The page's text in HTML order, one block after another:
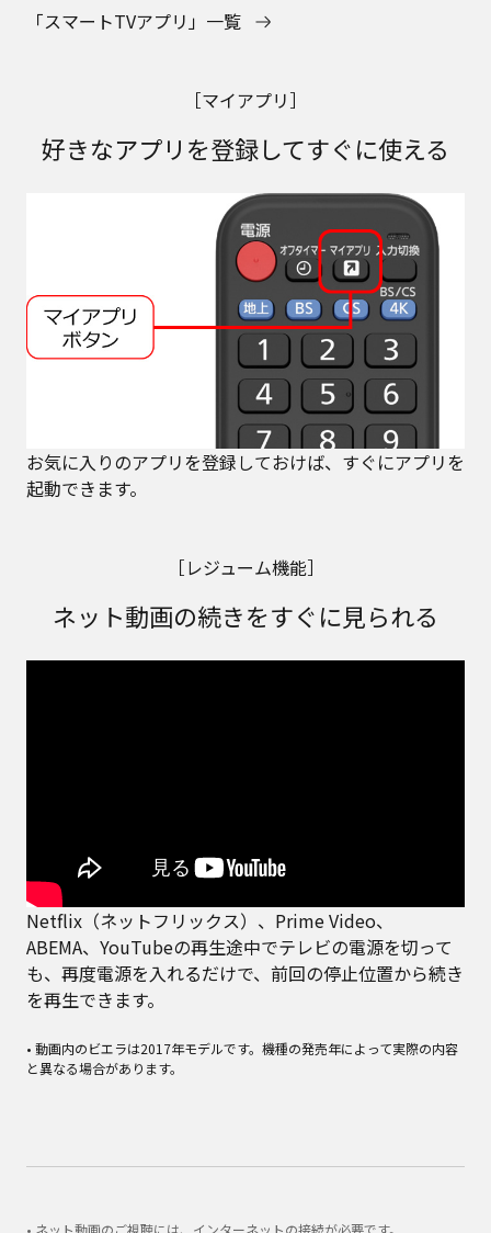
「スマートTVアプリ」一覧
［マイアプリ］
好きなアプリを登録してすぐに使える
お気に入りのアプリを登録しておけば、すぐにアプリを
起動できます。
［レジューム機能］
ネット動画の続きをすぐに見られる
Netflix（ネットフリックス）、Prime Video、
ABEMA、YouTubeの再生途中でテレビの電源を切って
も、再度電源を入れるだけで、前回の停止位置から続き
を再生できます。
• 動画内のビエラは2017年モデルです。機種の発売年によって実際の内容
と異なる場合があります。
• ネット動画のご視聴には、インターネットの接続が必要です。